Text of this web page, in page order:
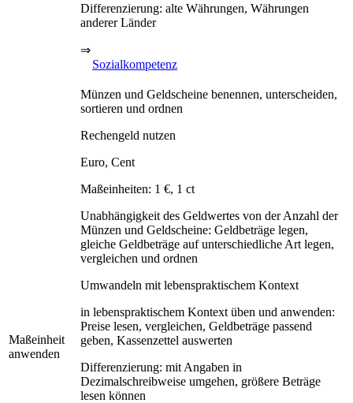
Differenzierung: alte Währungen, Währungen
anderer Länder
⇒
Sozialkompetenz
Maßeinheit
anwenden
Münzen und Geldscheine benennen, unterscheiden,
sortieren und ordnen
Rechengeld nutzen
Euro, Cent
Maßeinheiten: 1 €, 1 ct
Unabhängigkeit des Geldwertes von der Anzahl der
Münzen und Geldscheine: Geldbeträge legen,
gleiche Geldbeträge auf unterschiedliche Art legen,
vergleichen und ordnen
Umwandeln mit lebenspraktischem Kontext
in lebenspraktischem Kontext üben und anwenden:
Preise lesen, vergleichen, Geldbeträge passend
geben, Kassenzettel auswerten
Differenzierung: mit Angaben in
Dezimalschreibweise umgehen, größere Beträge
lesen können